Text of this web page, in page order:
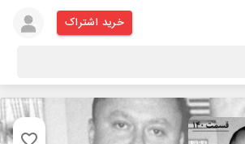
خرید اشتراک